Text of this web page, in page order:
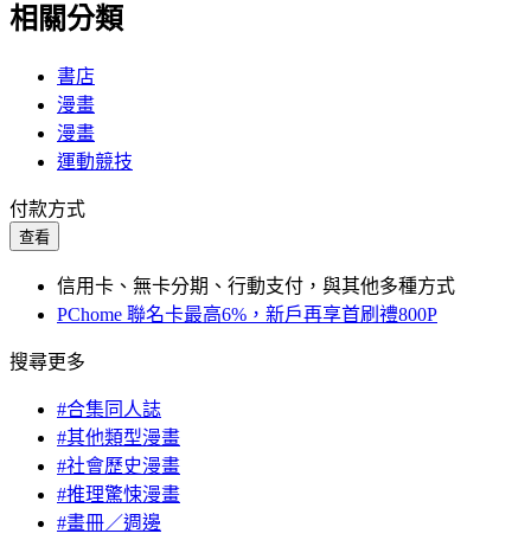
相關分類
書店
漫畫
漫畫
運動競技
付款方式
查看
信用卡、無卡分期、行動支付，與其他多種方式
PChome 聯名卡最高6%，新戶再享首刷禮800P
搜尋更多
#合集同人誌
#其他類型漫畫
#社會歷史漫畫
#推理驚悚漫畫
#畫冊／週邊